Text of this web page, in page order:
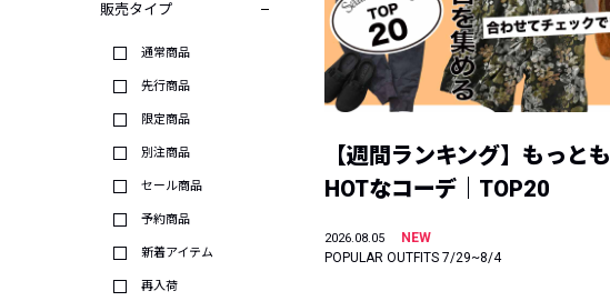
販売タイプ
通常商品
先行商品
限定商品
別注商品
セール商品
予約商品
新着アイテム
再入荷
【週間ランキング】もっとも
HOTなコーデ｜TOP20
2026.08.05
NEW
POPULAR OUTFITS 7/29~8/4